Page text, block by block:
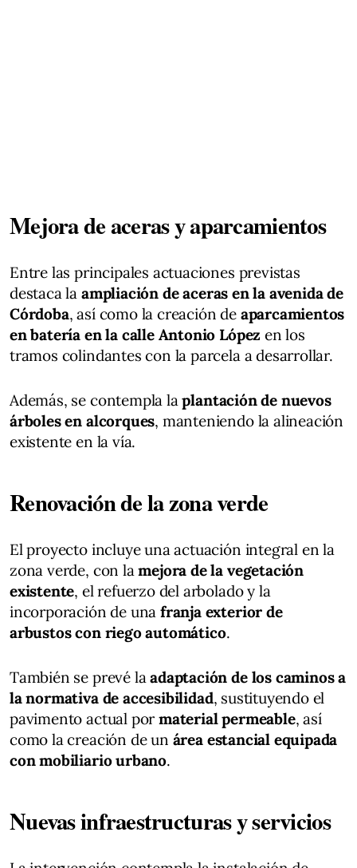
Mejora de aceras y aparcamientos
Entre las principales actuaciones previstas
destaca la ampliación de aceras en la avenida de
Córdoba, así como la creación de aparcamientos
en batería en la calle Antonio López en los
tramos colindantes con la parcela a desarrollar.
Además, se contempla laplantación de nuevos
árboles en alcorques, manteniendo la alineación
existente en la vía.
Renovación de la zona verde
El proyecto incluye una actuación integral en la
zona verde, con lamejora de la vegetación
existente, el refuerzo del arbolado y la
incorporación de unafranja exterior de
arbustos con riego automático.
También se prevé laadaptación de los caminos a
la normativa de accesibilidad, sustituyendo el
pavimento actual pormaterial permeable, así
como la creación de un área estancial equipada
con mobiliario urbano.
Nuevas infraestructuras y servicios